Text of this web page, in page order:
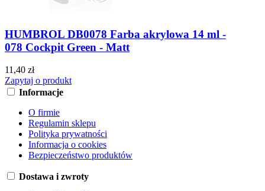
HUMBROL DB0078 Farba akrylowa 14 ml -
078 Cockpit Green - Matt
11,40 zł
Zapytaj o produkt
Informacje
O firmie
Regulamin sklepu
Polityka prywatności
Informacja o cookies
Bezpieczeństwo produktów
Dostawa i zwroty